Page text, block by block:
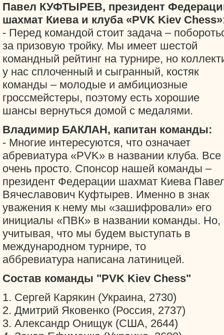
Павел КУФТЫРЕВ, президент
шахмат Киева и клуба «PVK Kiev
- Перед командой стоит задача –
за призовую тройку. Мы имеет шестой
командный рейтинг на турнире, но
у нас сплоченный и сыгранный, костяк
команды – молодые и амбициозные
гроссмейстеры, поэтому есть хорошие
шансы вернуться домой с медалями.
Владимир БАКЛАН, капитан команды:
- Многие интересуются, что означает
абревиатура «PVK» в названии клуба. Все
очень просто. Спонсор нашей команды –
президент Федерации шахмат Киева
Вячеславович Куфтырев. Именно в знак
уважения к нему мы «зашифровали» его
инициалы «ПВК» в названии команды. Но,
учитывая, что мы будем выступать в
международном турнире, то
аббревиатура написана латиницей.
Состав команды "PVK Kiev Chess"
1. Сергей Карякин (Украина, 2730)
2. Дмитрий Яковенко (Россия, 2737)
3. Александр Онищук (США, 2644)